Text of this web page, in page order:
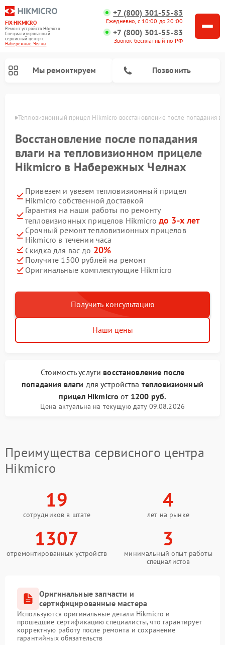
FIX-HIKMICRO
Ремонт устройств Hikmicro
Специализированный
cервисный центр г.
Набережные Челны
+7 (800) 301-55-83
Ежедневно, с 10:00 до 20:00
+7 (800) 301-55-83
Звонок бесплатный по РФ
Мы ремонтируем Позвонить
Тепловизионный прицел Hikmicro восстановление после попадания
Восстановление после попадания
влаги на тепловизионном прицеле
Hikmicro в Набережных Челнах
Привезем и увезем тепловизионный прицел
Hikmicro собственной доставкой
Гарантия на наши работы по ремонту
тепловизионных прицелов Hikmicro до 3-х лет
Срочный ремонт тепловизионных прицелов
Hikmicro в течении часа
Скидка для вас до 20%
Получите 1500 рублей на ремонт
Оригинальные комплектующие Hikmicro
Получить консультацию
Наши цены
Стоимость услуги восстановление после
попадания влаги для устройства тепловизионный
прицел Hikmicro от 1200 руб.
Цена актуальна на текущую дату 09.08.2026
Преимущества сервисного центра
Hikmicro
19
сотрудников в штате
4
лет на рынке
1307
отремонтированных устройств
3
минимальный опыт работы
специалистов
Оригинальные запчасти и
сертифицированные мастера
Используются оригинальные детали Hikmicro и
прошедшие сертификацию специалисты, что гарантирует
корректную работу после ремонта и сохранение
гарантийных обязательств